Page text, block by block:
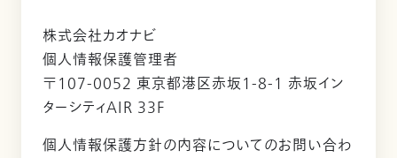
株式会社カオナビ
個人情報保護管理者
〒107-0052 東京都港区赤坂1-8-1 赤坂イン
ターシティAIR 33F
個人情報保護方針の内容についてのお問い合わ